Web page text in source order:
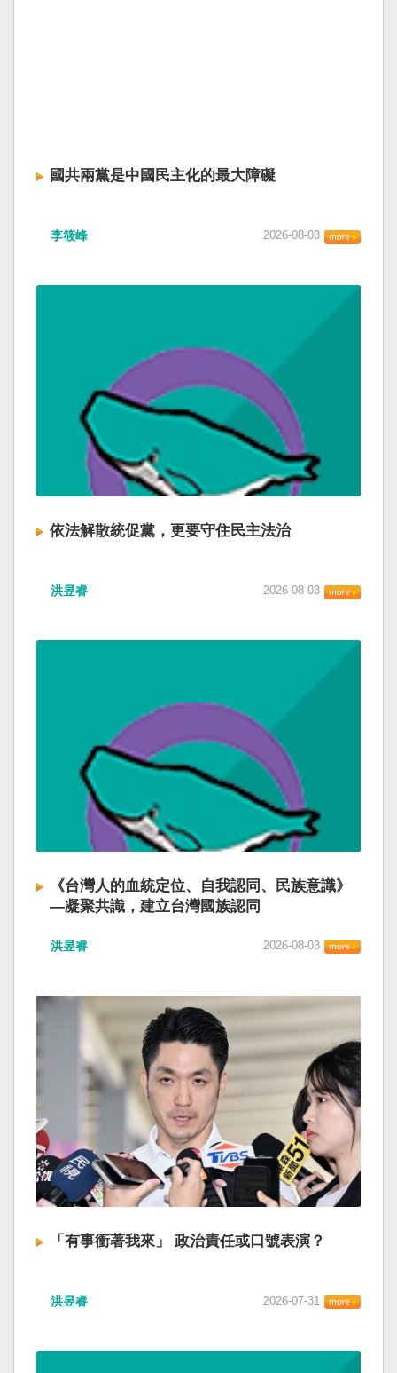
國共兩黨是中國民主化的最大障礙
李筱峰 2026-08-03
依法解散統促黨，更要守住民主法治
洪昱睿 2026-08-03
《台灣人的血統定位、自我認同、民族意識》
—凝聚共識，建立台灣國族認同
洪昱睿 2026-08-03
「有事衝著我來」 政治責任或口號表演？
洪昱睿 2026-07-31